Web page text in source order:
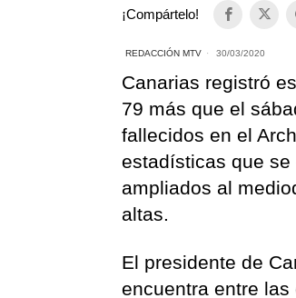
¡Compártelo!
REDACCIÓN MTV 30/03/2020
Canarias registró
79 más que el
fallecidos en el
estadísticas que
ampliados al
altas.
El presidente de
encuentra entre